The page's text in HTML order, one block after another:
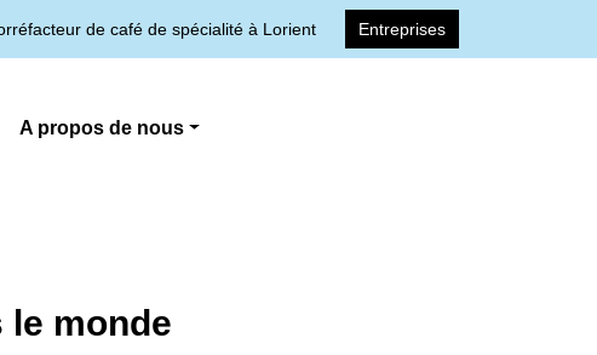
de café de spécialité à Lorient Entreprises
A propos de nous
le monde